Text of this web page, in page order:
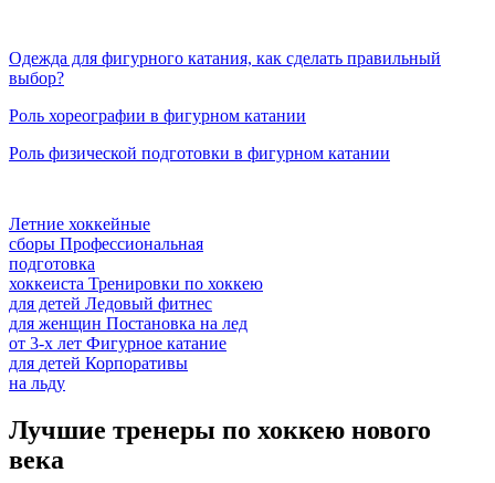
Одежда для фигурного катания, как сделать правильный
выбор?
Роль хореографии в фигурном катании
Роль физической подготовки в фигурном катании
Летние хоккейные
сборы Профессиональная
подготовка
хоккеиста Тренировки по хоккею
для детей Ледовый фитнес
для женщин Постановка на лед
от 3-х лет Фигурное катание
для детей Корпоративы
на льду
Лучшие тренеры по хоккею нового
века